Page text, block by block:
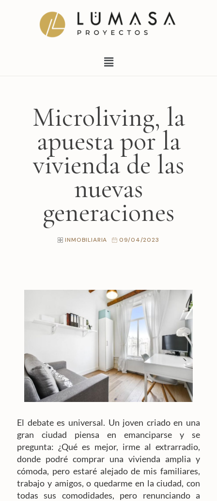
Menú
Microliving, la
apuesta por la
vivienda de las
nuevas
generaciones
INMOBILIARIA 09/04/2023
El debate es universal. Un joven criado en una
gran ciudad piensa en emanciparse y se
pregunta: ¿Qué es mejor, irme al extrarradio,
donde podré comprar una vivienda amplia y
cómoda, pero estaré alejado de mis familiares,
trabajo y amigos, o quedarme en la ciudad, con
todas sus comodidades, pero renunciando a